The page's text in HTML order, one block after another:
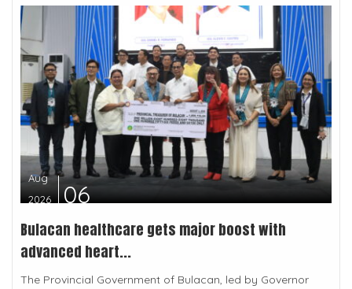
Aug
2026
06
Bulacan healthcare gets major boost with
advanced heart...
The Provincial Government of Bulacan, led by Governor